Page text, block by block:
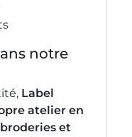
notre
Label
atelier en
broderies et